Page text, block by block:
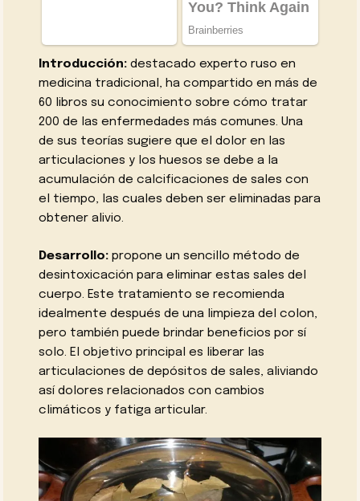
Introducción:destacado experto ruso en
medicina tradicional, ha compartido en más de
60 libros su conocimiento sobre cómo tratar
200 de las enfermedades más comunes. Una
de sus teorías sugiere que el dolor en las
articulaciones y los huesos se debe a la
acumulación de calcificaciones de sales con
el tiempo, las cuales deben ser eliminadas para
obtener alivio.
Desarrollo:propone un sencillo método de
desintoxicación para eliminar estas sales del
cuerpo. Este tratamiento se recomienda
idealmente después de una limpieza del colon,
pero también puede brindar beneficios por sí
solo. El objetivo principal es liberar las
articulaciones de depósitos de sales, aliviando
así dolores relacionados con cambios
climáticos y fatiga articular.